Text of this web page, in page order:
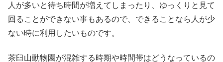
人が多いと待ち時間が増えてしまったり、ゆっくりと見て
回ることができない事もあるので、できることなら人が少
ない時に利用したいものです。
茶臼山動物園が混雑する時期や時間帯はどうなっているの